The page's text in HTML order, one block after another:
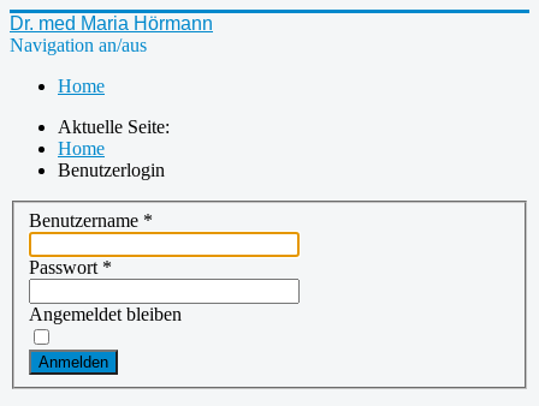
Dr. med Maria Hörmann
Navigation an/aus
Home
Aktuelle Seite:
Home
Benutzerlogin
Benutzername *
Passwort *
Angemeldet bleiben
Anmelden